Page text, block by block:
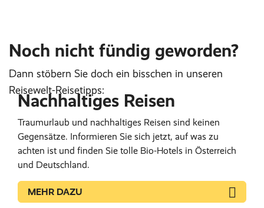
Noch nicht fündig geworden?
Dann stöbern Sie doch ein bisschen in unseren
Reisewelt-Reisetipps:
Nachhaltiges Reisen
Traumurlaub und nachhaltiges Reisen sind keinen
Gegensätze. Informieren Sie sich jetzt, auf was zu
achten ist und finden Sie tolle Bio-Hotels in Österreich
und Deutschland.
MEHR DAZU